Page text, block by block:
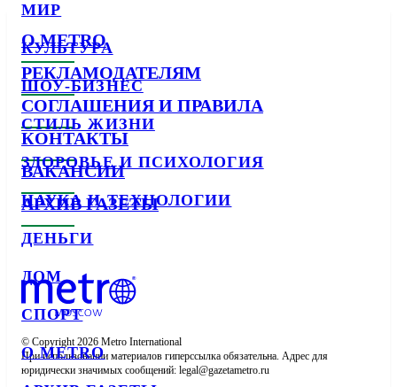
МИР
КУЛЬТУРА
ШОУ-БИЗНЕС
СТИЛЬ ЖИЗНИ
ЗДОРОВЬЕ И ПСИХОЛОГИЯ
НАУКА И ТЕХНОЛОГИИ
ДЕНЬГИ
ДОМ
СПОРТ
О METRO
О METRO
РЕКЛАМОДАТЕЛЯМ
СОГЛАШЕНИЯ И ПРАВИЛА
КОНТАКТЫ
ВАКАНСИИ
АРХИВ ГАЗЕТЫ
© Copyright 2026 Metro International
При использовании материалов гиперссылка обязательна. Адрес для
юридически значимых сообщений: